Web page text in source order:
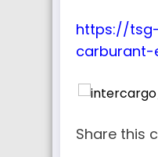
https://
carburant-
Share this